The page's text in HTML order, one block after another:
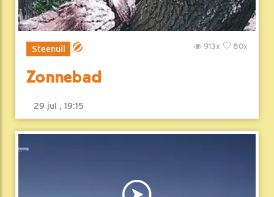
Steenuil 80x
913x
Zonnebad
29 jul , 19:15